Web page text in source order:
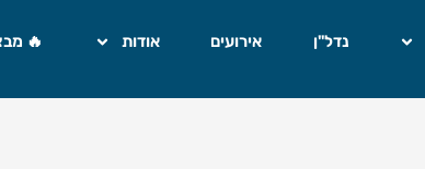
נדל"ן אירועים אודות 🔥